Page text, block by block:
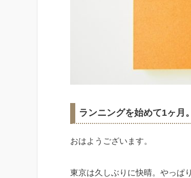
ランニングを始めて1ヶ月
おはようございます。
東京は久しぶりに快晴。やっぱ